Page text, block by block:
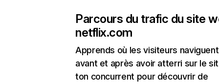
Parcours du trafic du site
netflix.com
Apprends où les visiteurs naviguent
avant et après avoir atterri sur le
ton concurrent pour découvrir de